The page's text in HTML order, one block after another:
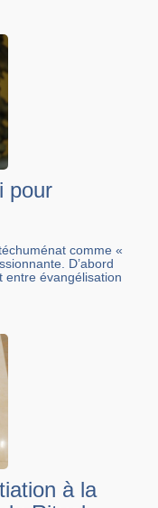
pour
comme «
D’abord
entre évangélisation
à la